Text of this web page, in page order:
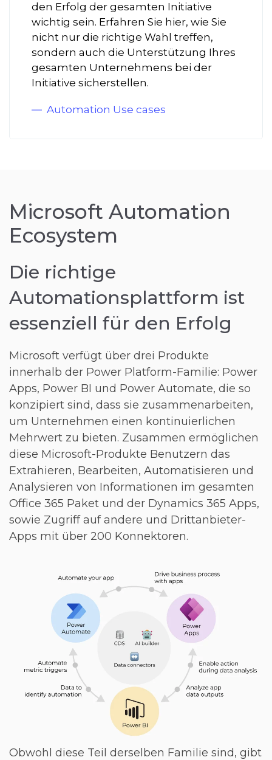
den Erfolg der gesamten Initiative
wichtig sein. Erfahren Sie hier, wie Sie
nicht nur die richtige Wahl treffen,
sondern auch die Unterstützung Ihres
gesamten Unternehmens bei der
Initiative sicherstellen.
Automation Use cases
Microsoft Automation
Ecosystem
Die richtige
Automationsplattform ist
essenziell für den Erfolg
Microsoft verfügt über drei Produkte
innerhalb der Power Platform-Familie: Power
Apps, Power BI und Power Automate, die so
konzipiert sind, dass sie zusammenarbeiten,
um Unternehmen einen kontinuierlichen
Mehrwert zu bieten. Zusammen ermöglichen
diese Microsoft-Produkte Benutzern das
Extrahieren, Bearbeiten, Automatisieren und
Analysieren von Informationen im gesamten
Office 365 Paket und der Dynamics 365 Apps,
sowie Zugriff auf andere und Drittanbieter-
Apps mit über 200 Konnektoren.
Obwohl diese Teil derselben Familie sind, gibt